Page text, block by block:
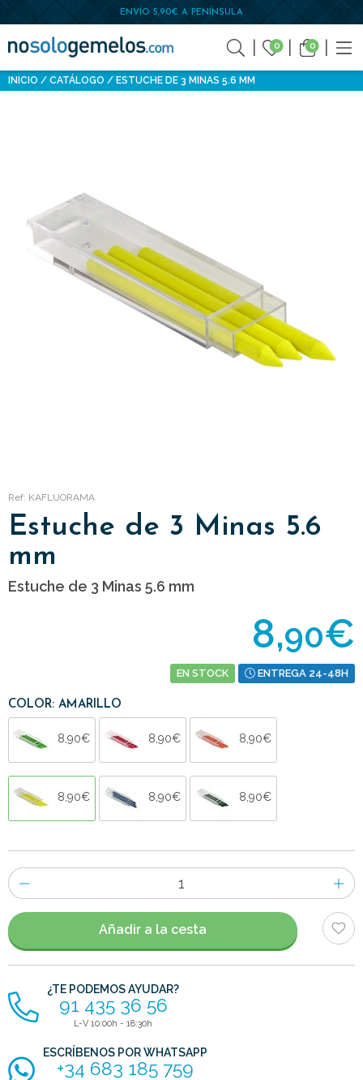
ENVÍO 5,90€ A PENÍNSULA
0 0
INICIO CATÁLOGO ESTUCHE DE 3 MINAS 5.6 MM
Ref: KAFLUORAMA
Estuche de 3 Minas 5.6
mm
Estuche de 3 Minas 5.6 mm
8,90€
EN STOCK ENTREGA 24-48H
COLOR: AMARILLO
8,90€ 8,90€ 8,90€
8,90€ 8,90€ 8,90€
Número
de
artículos
Añadir a la cesta
¿TE PODEMOS AYUDAR?
91 435 36 56
L-V 10:00h - 18:30h
ESCRÍBENOS POR WHATSAPP
+34 683 185 759